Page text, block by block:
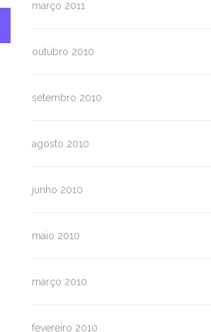
março 2011
outubro 2010
setembro 2010
agosto 2010
junho 2010
maio 2010
março 2010
fevereiro 2010